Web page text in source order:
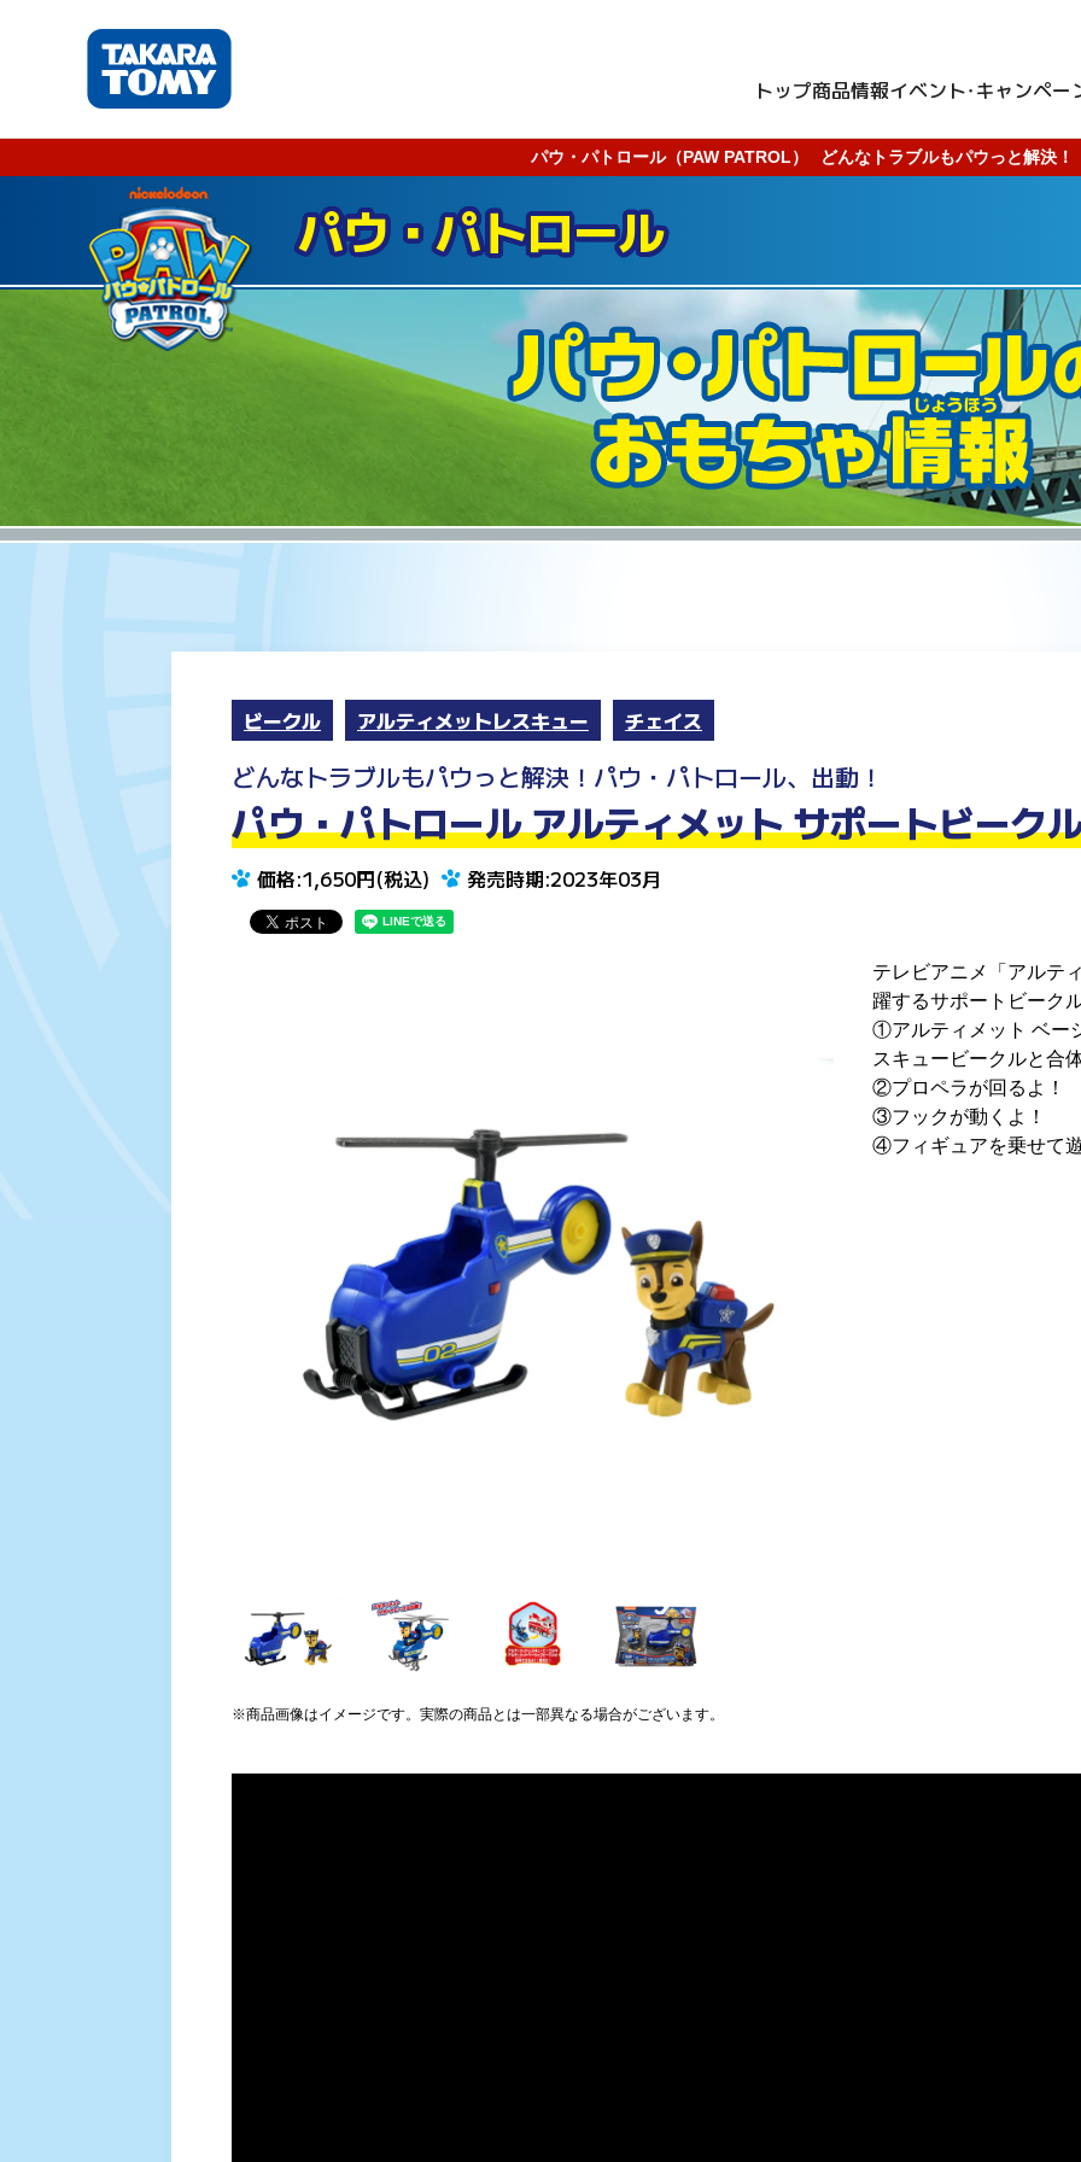
トップ商品情報イベント・キャンペー
パウ・パトロール（PAW PATROL） どんなトラブルもパウっと解決！
パウ・パトロール
ビークル アルティメットレスキュー チェイス
どんなトラブルもパウっと解決！パウ・パトロール、出動！
パウ・パトロール アルティメット サポートビーク
価格:1,650円(税込) 発売時期:2023年03月
※商品画像はイメージです。実際の商品とは一部異なる場合がございます。
テレビアニメ「アルテ
躍するサポートビーク
①アルティメット ベー
スキュービークルと合
②プロペラが回るよ！
③フックが動くよ！
④フィギュアを乗せて